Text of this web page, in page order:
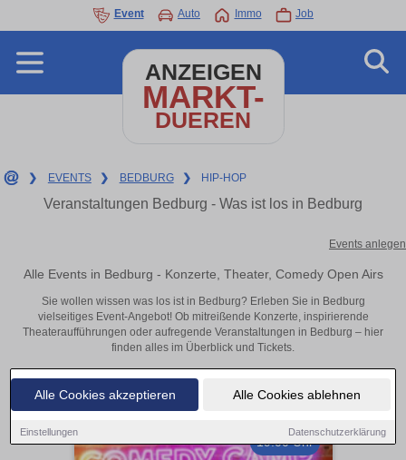
Alle Cookies akzeptieren Alle Cookies ablehnen
Einstellungen Datenschutzerklärung
Event Auto Immo Job
ANZEIGEN
MARKT-
DUEREN
❯ EVENTS ❯ BEDBURG ❯ HIP-HOP
Veranstaltungen Bedburg - Was ist los in Bedburg
Events anlegen
Alle Events in Bedburg - Konzerte, Theater, Comedy Open Airs
Sie wollen wissen was los ist in Bedburg? Erleben Sie in Bedburg
vielseitiges Event-Angebot! Ob mitreißende Konzerte, inspirierende
Theateraufführungen oder aufregende Veranstaltungen in Bedburg – hier
finden alles im Überblick und Tickets.
19:00 Uhr